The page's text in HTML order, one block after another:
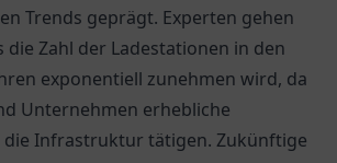
Trends geprägt. Experten gehen
die Zahl der Ladestationen in den
exponentiell zunehmen wird, da
Unternehmen erhebliche
die Infrastruktur tätigen. Zukünftige